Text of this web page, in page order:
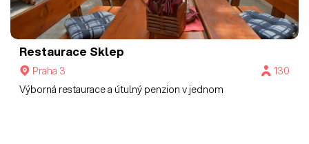
Restaurace Sklep
Praha 3
130
Výborná restaurace a útulný penzion v jednom